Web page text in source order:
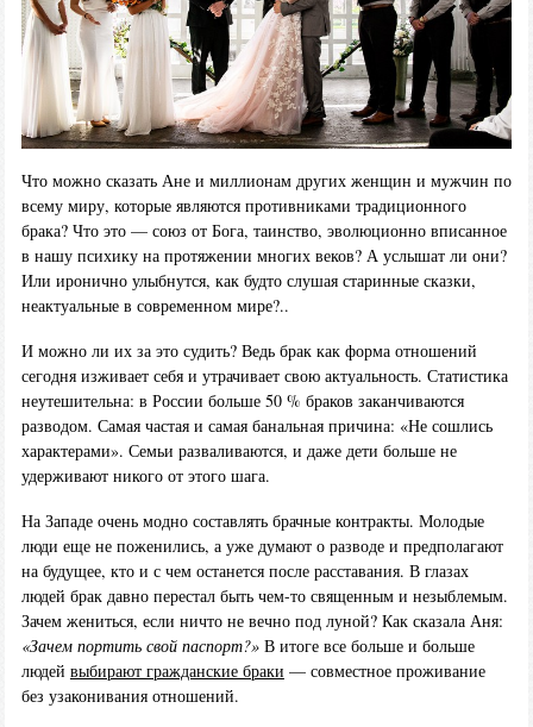
Что можно сказать Ане и миллионам других женщин и мужчин по
всему миру, которые являются противниками традиционного
брака? Что это — союз от Бога, таинство, эволюционно вписанное
в нашу психику на протяжении многих веков? А услышат ли они?
Или иронично улыбнутся, как будто слушая старинные сказки,
неактуальные в современном мире?..
И можно ли их за это судить? Ведь брак как форма отношений
сегодня изживает себя и утрачивает свою актуальность. Статистика
неутешительна: в России больше 50 % браков заканчиваются
разводом. Самая частая и самая банальная причина: «Не сошлись
характерами». Семьи разваливаются, и даже дети больше не
удерживают никого от этого шага.
На Западе очень модно составлять брачные контракты. Молодые
люди еще не поженились, а уже думают о разводе и предполагают
на будущее, кто и с чем останется после расставания. В глазах
людей брак давно перестал быть чем-то священным и незыблемым.
Зачем жениться, если ничто не вечно под луной? Как сказала Аня:
«Зачем портить свой паспорт?»В итоге все больше и больше
людей выбирают гражданские браки — совместное проживание
без узаконивания отношений.